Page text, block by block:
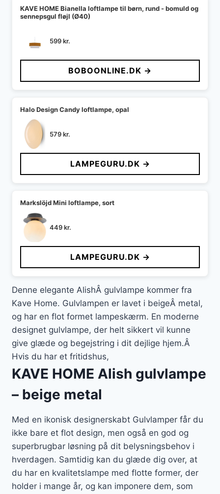
KAVE HOME Bianella loftlampe til børn, rund - bomuld og
sennepsgul fløjl (Ø40)
599kr.
BOBOONLINE.DK →
Halo Design Candy loftlampe, opal
579kr.
LAMPEGURU.DK →
Markslöjd Mini loftlampe, sort
449kr.
LAMPEGURU.DK →
Denne elegante AlishÂ gulvlampe kommer fra
Kave Home. Gulvlampen er lavet i beigeÂ metal,
og har en flot formet lampeskærm. En moderne
designet gulvlampe, der helt sikkert vil kunne
give glæde og begejstring i dit dejlige hjem.Â
Hvis du har et fritidshus,
KAVE HOME Alish gulvlampe
– beige metal
Med en ikonisk designerskabt Gulvlamper får du
ikke bare et flot design, men også en god og
superbrugbar løsning på dit belysningsbehov i
hverdagen. Samtidig kan du glæde dig over, at
du har en kvalitetslampe med flotte former, der
holder i mange år, og kan imponere dem, som